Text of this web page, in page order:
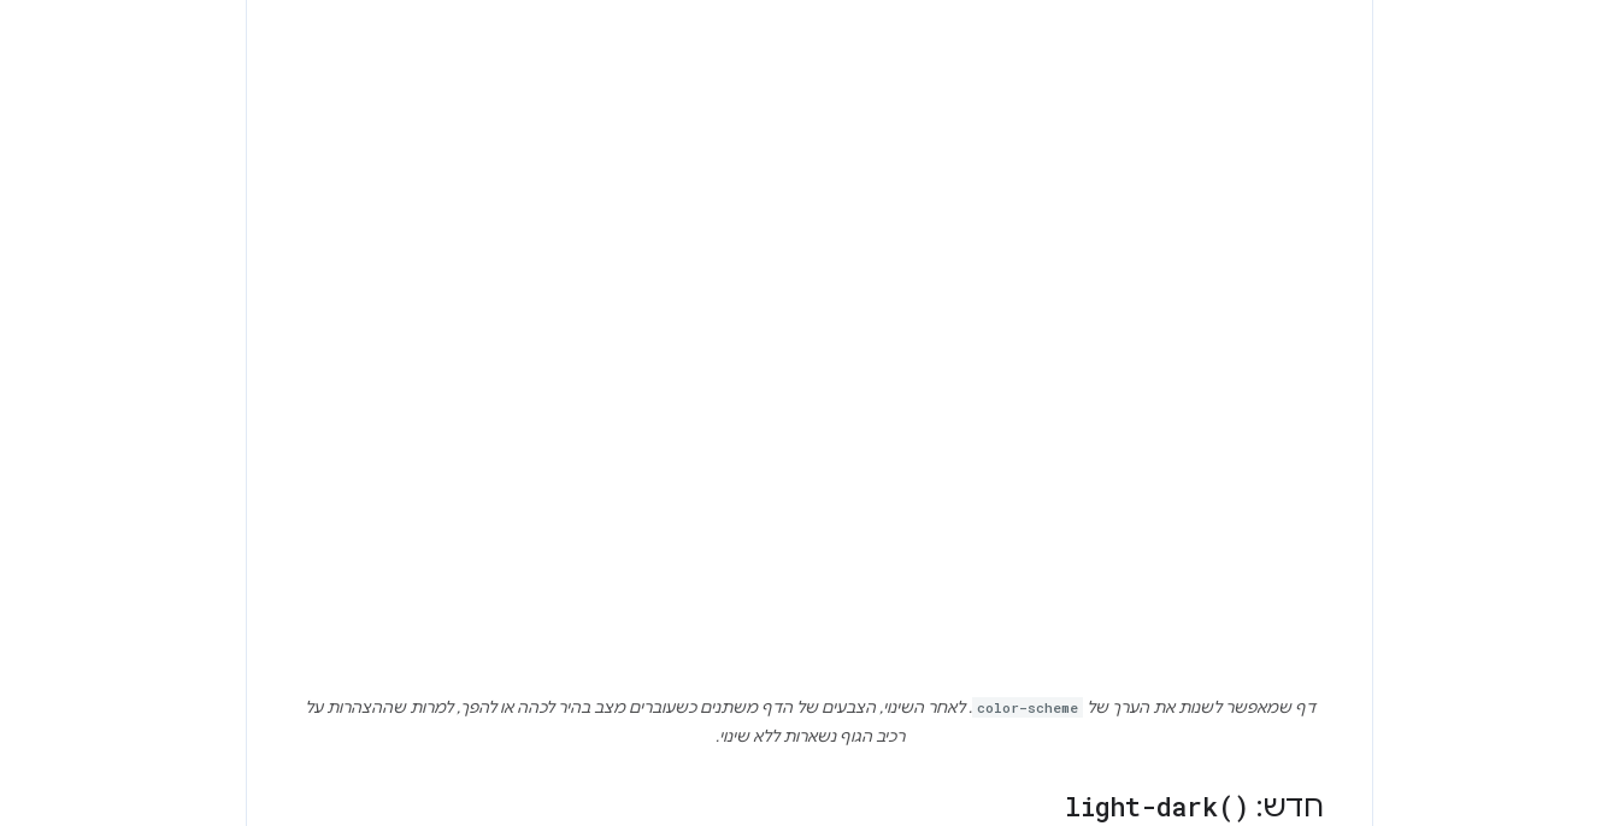
דף שמאפשר לשנות את הערך של color-scheme . לאחר השינוי, הצבעים של הדף משתנים כשעוברים מצב בהיר לכהה או להפך, למרות שההצהרות על
רכיב הגוף נשארות ללא שינוי.
חדש: light-dark( )